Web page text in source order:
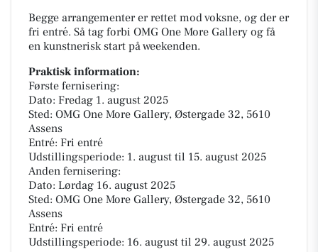
Begge arrangementer er rettet mod voksne, og der er
fri entré. Så tag forbi OMG One More Gallery og få
en kunstnerisk start på weekenden.
Praktisk information:
Første fernisering:
Dato: Fredag 1. august 2025
Sted: OMG One More Gallery, Østergade 32, 5610
Assens
Entré: Fri entré
Udstillingsperiode: 1. august til 15. august 2025
Anden fernisering:
Dato: Lørdag 16. august 2025
Sted: OMG One More Gallery, Østergade 32, 5610
Assens
Entré: Fri entré
Udstillingsperiode: 16. august til 29. august 2025